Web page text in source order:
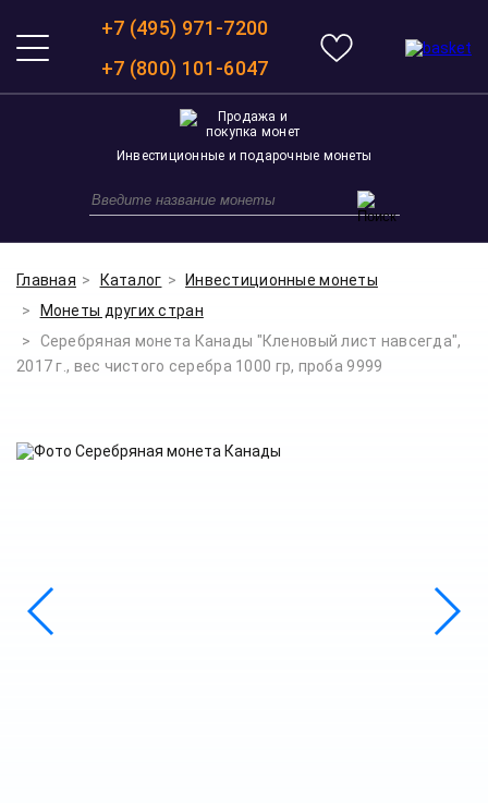
+7 (495) 971-7200
+7 (800) 101-6047
Инвестиционные и подарочные монеты
Главная Каталог
Инвестиционные монеты
Монеты других стран
Серебряная монета Канады "Кленовый лист навсегда",
2017 г., вес чистого серебра 1000 гр, проба 9999